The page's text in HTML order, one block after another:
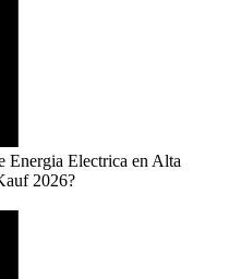
Energia Electrica en Alta
2026?